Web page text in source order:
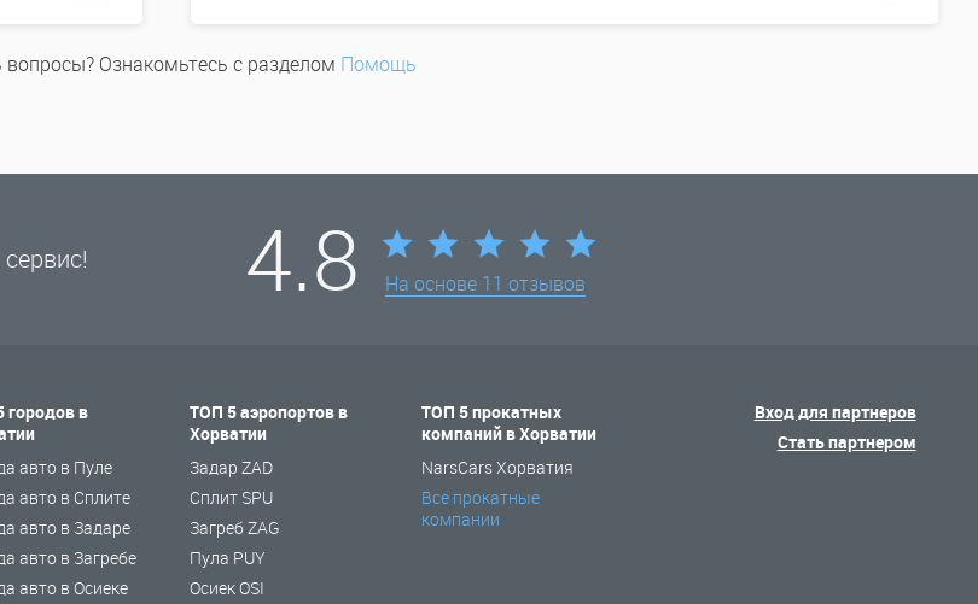
вопросы? Ознакомьтесь с разделом Помощь
4.8 На основе 11 отзывов
городов в
авто в Пуле
авто в Сплите
авто в Задаре
авто в Загребе
авто в Осиеке
ТОП 5 аэропортов в
Хорватии
Задар ZAD
Сплит SPU
Загреб ZAG
Пула PUY
Осиек OSI
ТОП 5 прокатных
компаний в Хорватии
NarsCars Хорватия
Все прокатные
компании
Вход для партнеров
Стать партнером